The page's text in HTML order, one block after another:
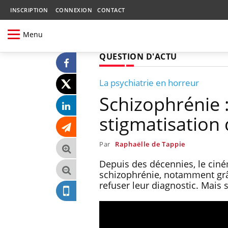
INSCRIPTION CONNEXION CONTACT
Menu
QUESTION D'ACTU
La psychiatrie en horreur
Schizophrénie
stigmatisation
Par Raphaëlle de Tappie
Depuis des décennies, le
schizophrénie, notamment
refuser leur diagnostic. Mais